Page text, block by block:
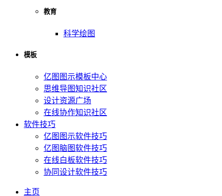
教育
科学绘图
模板
亿图图示模板中心
思维导图知识社区
设计资源广场
在线协作知识社区
软件技巧
亿图图示软件技巧
亿图脑图软件技巧
在线白板软件技巧
协同设计软件技巧
主页